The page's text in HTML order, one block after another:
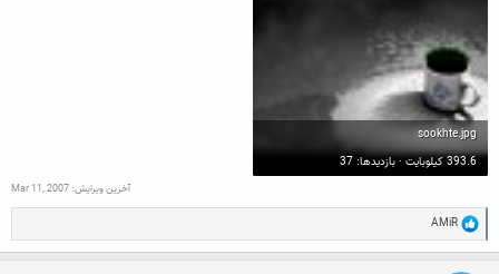
sookhte.jpg
393.6 کیلوبایت · بازدیدها: 37
آخرین ویرایش: Mar 11, 2007
R
e
a
c
AMiR